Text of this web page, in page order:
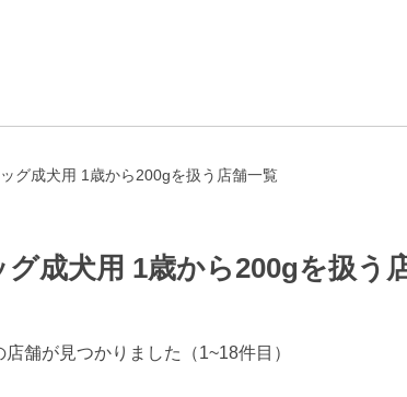
グ成犬用 1歳から200gを扱う店舗一覧
成犬用 1歳から200gを扱う
店舗が見つかりました （1~18件目）